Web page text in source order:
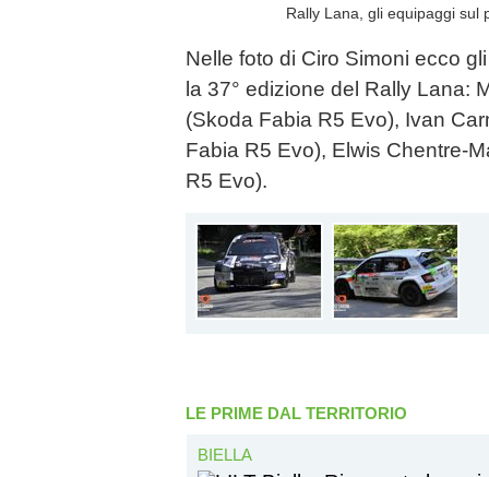
Rally Lana, gli equipaggi sul
Nelle foto di Ciro Simoni ecco
la 37° edizione del Rally Lana:
(Skoda Fabia R5 Evo), Ivan
Fabia R5 Evo), Elwis Chentre-
R5 Evo).
LE PRIME DAL TERRITORIO
BIELLA